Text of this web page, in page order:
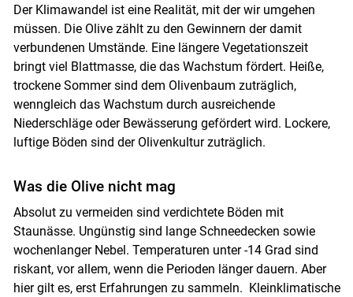
Skip to main content
Der Klimawandel ist eine Realität, mit der wir umgehen
müssen. Die Olive zählt zu den Gewinnern der damit
verbundenen Umstände. Eine längere Vegetationszeit
bringt viel Blattmasse, die das Wachstum fördert. Heiße,
trockene Sommer sind dem Olivenbaum zuträglich,
wenngleich das Wachstum durch ausreichende
Niederschläge oder Bewässerung gefördert wird. Lockere,
luftige Böden sind der Olivenkultur zuträglich.
Was die Olive nicht mag
Absolut zu vermeiden sind verdichtete Böden mit
Staunässe. Ungünstig sind lange Schneedecken sowie
wochenlanger Nebel. Temperaturen unter -14 Grad sind
riskant, vor allem, wenn die Perioden länger dauern. Aber
hier gilt es, erst Erfahrungen zu sammeln. Kleinklimatische